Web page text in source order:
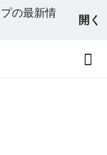
の最新情
開く